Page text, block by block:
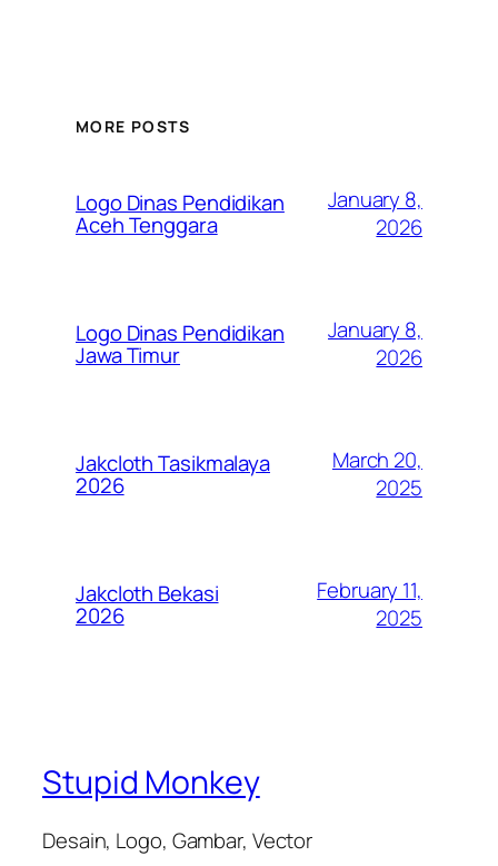
MORE POSTS
Logo Dinas Pendidikan
Aceh Tenggara
January 8,
2026
Logo Dinas Pendidikan
Jawa Timur
January 8,
2026
Jakcloth Tasikmalaya
2026
March 20,
2025
Jakcloth Bekasi
2026
February 11,
2025
Stupid Monkey
Desain, Logo, Gambar, Vector